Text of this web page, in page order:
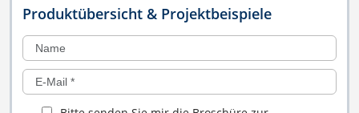
Produktübersicht & Projektbeispiele